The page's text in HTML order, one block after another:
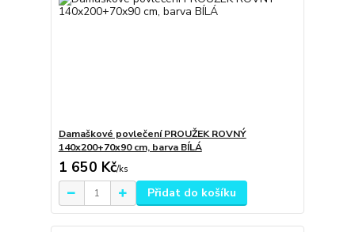
Damaškové povlečení PROUŽEK ROVNÝ
140x200+70x90 cm, barva BÍLÁ
1 650 Kč/ks
Přidat do košíku